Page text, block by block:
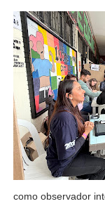
como observador